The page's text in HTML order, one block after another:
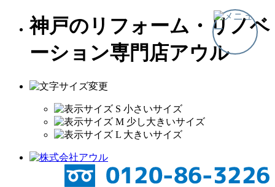
神戸のリフォーム・リノベ
ーション専門店アウル